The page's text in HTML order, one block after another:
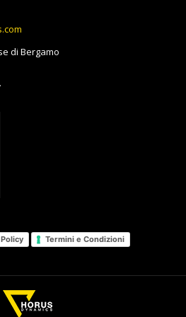
di Bergamo
Termini e Condizioni